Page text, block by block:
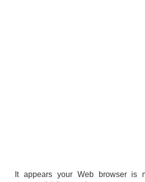
It appears your Web browser is